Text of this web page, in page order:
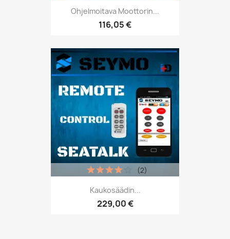
Ohjelmoitava Moottorin...
116,05 €
Kaukosäädin...
229,00 €
(2)